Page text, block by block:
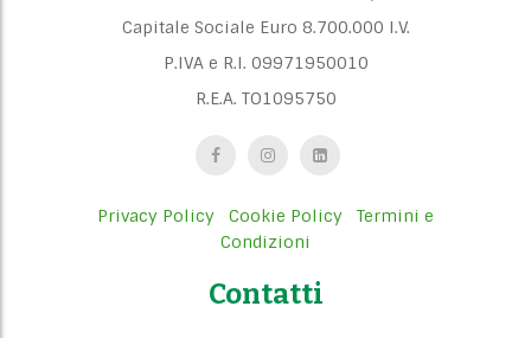
Capitale Sociale Euro 8.700.000 I.V.
P.IVA e R.I. 09971950010
R.E.A. TO1095750
Privacy Policy Cookie Policy
Termini e
Condizioni
Contatti